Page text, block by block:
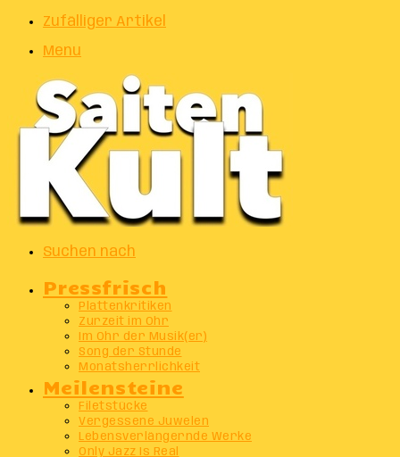
Zufälliger Artikel
Menu
Suchen nach
Pressfrisch
Plattenkritiken
Zurzeit im Ohr
Im Ohr der Musik(er)
Song der Stunde
Monatsherrlichkeit
Meilensteine
Filetstücke
Vergessene Juwelen
Lebensverlängernde Werke
Only Jazz Is Real